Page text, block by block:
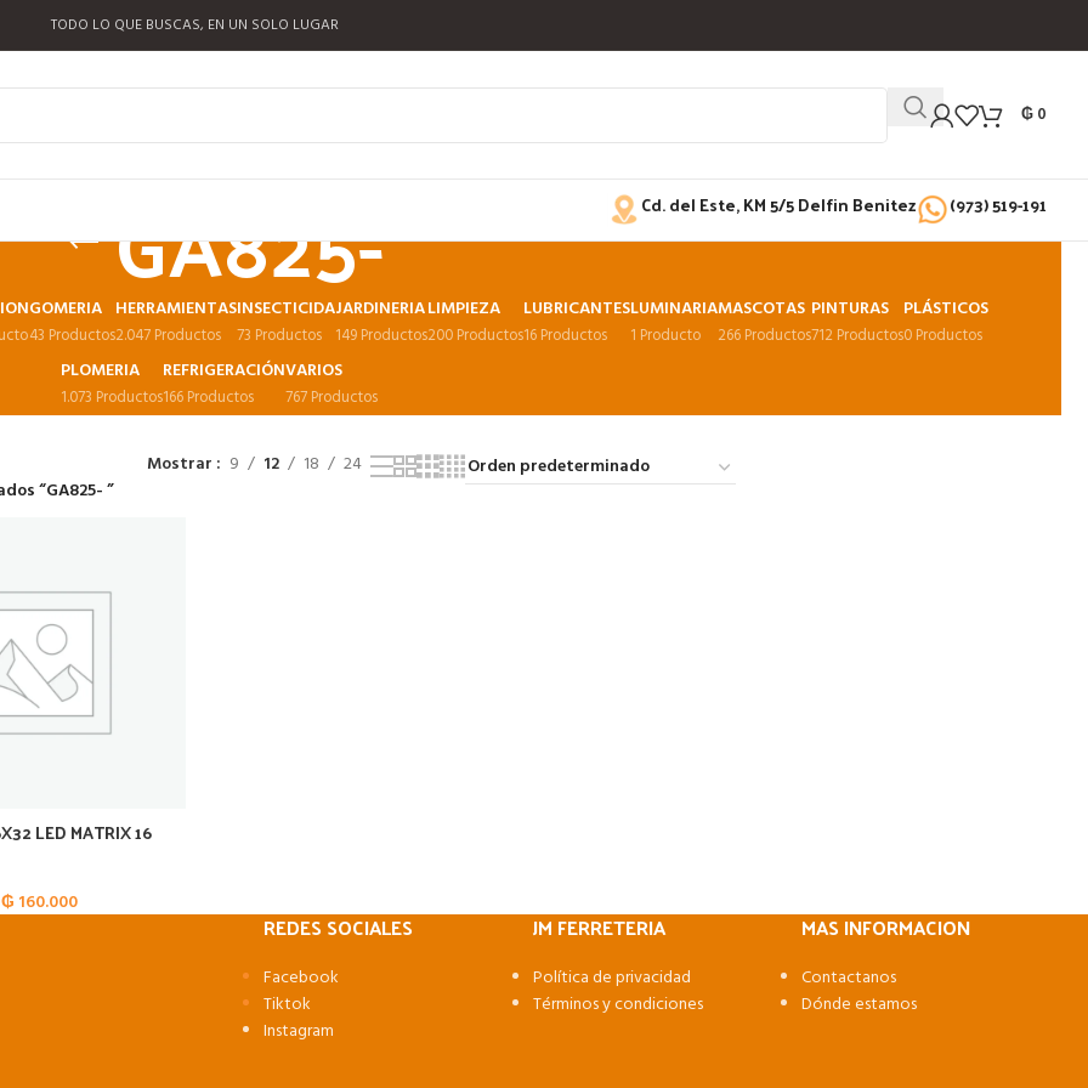
TODO LO QUE BUSCAS, EN UN SOLO LUGAR
₲0
Cd. del Este, KM 5/5 Delfin Benitez (973) 519-191
GA825-
GOMERIA
43 Productos
HERRAMIENTAS
2.047 Productos
INSECTICIDA
73 Productos
JARDINERIA
149 Productos
LIMPIEZA
200 Productos
LUBRICANTES
16 Productos
LUMINARIA
1 Producto
MASCOTAS
266 Productos
PINTURAS
712 Productos
PLÁSTICOS
0 Productos
PLOMERIA
1.073 Productos
REFRIGERACIÓN
166 Productos
VARIOS
767 Productos
“GA825- ”
Mostrar 9 12 18 24
LED MATRIX 16
₲ 160.000
REDES SOCIALES
Facebook
Tiktok
Instagram
JM FERRETERIA
Política de privacidad
Términos y condiciones
MAS INFORMACION
Contactanos
Dónde estamos